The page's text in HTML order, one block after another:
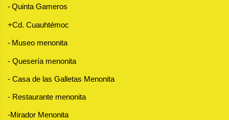
-Quinta Gameros
+Cd. Cuauhtémoc
- Museo menonita
- Quesería menonita
- Casa de las Galletas Menonita
- Restaurante menonita
-Mirador Menonita